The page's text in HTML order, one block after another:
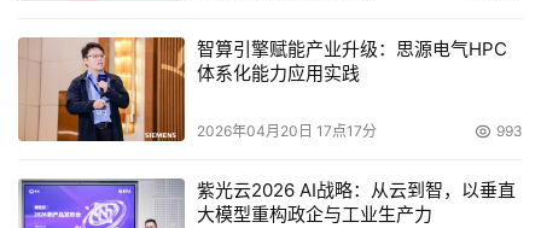
智算引擎赋能产业升级：思源电气HPC
体系化能力应用实践
2026年04月20日 17点17分 993
紫光云2026 AI战略：从云到智，以垂直
大模型重构政企与工业生产力